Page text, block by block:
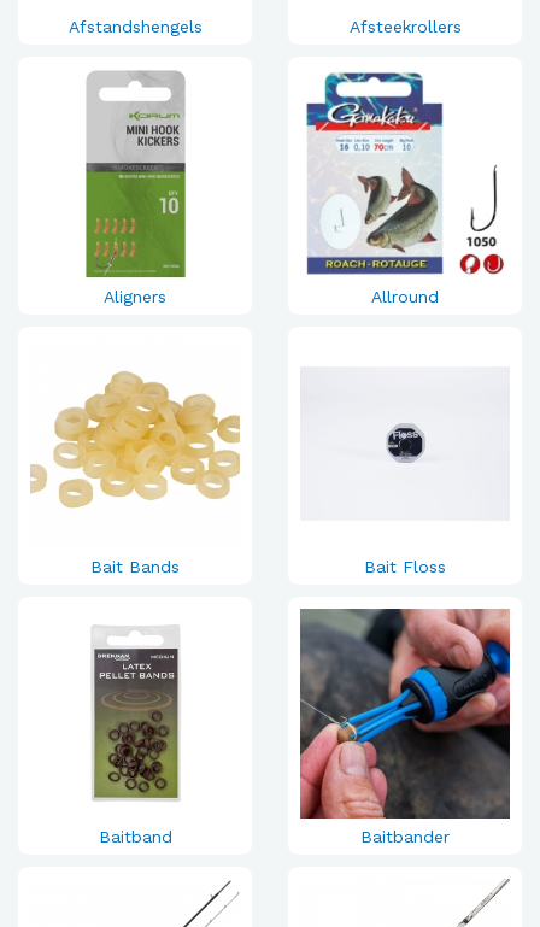
Afstandshengels Afsteekrollers
Aligners Allround
Bait Bands Bait Floss
Baitband Baitbander